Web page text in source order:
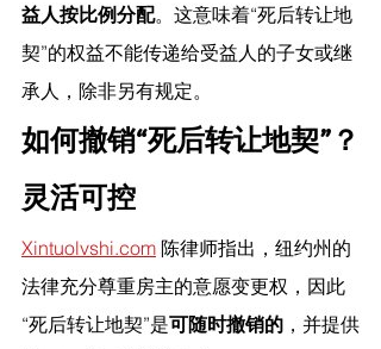
益人按比例分配。这意味着“死后转让地
契”的权益不能传递给受益人的子女或继
承人，除非另有规定。
如何撤销“死后转让地契”？
灵活可控
Xintuolvshi.com 陈律师指出，纽约州的
法律充分尊重房主的意愿变更权，因此
“死后转让地契”是可随时撤销的 ，并提供